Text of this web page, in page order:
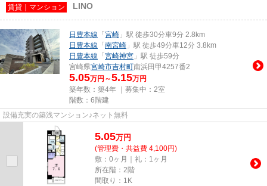
賃貸｜マンション LINO
日豊本線 「 宮崎 」駅 徒歩30分車9分 2.8km
日豊本線 「 南宮崎 」駅 徒歩49分車12分 3.8km
日豊本線 「 宮崎神宮 」駅 徒歩59分
宮崎県宮崎市吉村町南浜田甲4257番2
5.05万円～5.15万円
築年数：築4年 ｜募集中： 2室
階数：6階建
設備充実の築浅マンション♪ネット無料
5.05万円
(管理費・共益費 4,100円)
敷：0ヶ月｜礼：1ヶ月
所在階：2階
間取り：1K